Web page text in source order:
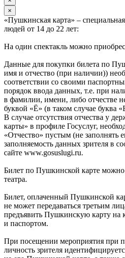
×
«Пушкинская карта» –
людей от 14 до 22 лет:
На один спектакль можно
Данные для покупки билета по
имя и отчество (при наличии))
соответствии со своими
порядок ввода данных, т.е. при
в фамилии, имени, либо отчестве
буквой «Ё» (в таком случае буква
В случае отсутствия отчества у
карты» в профиле Госуслуг,
«Отчество» пустым (не заполнять
заполняемость данных зрителя в
сайте www.gosuslugi.ru.
Билет по Пушкинской карте можно
театра.
Билет, оплаченный Пушкинской
не может передаваться третьим
предъявить Пушкинскую карту на
и паспортом.
При посещении мероприятия при
личность зрителя